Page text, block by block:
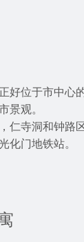
好位于市中
观。
仁寺洞和钟
门地铁站。